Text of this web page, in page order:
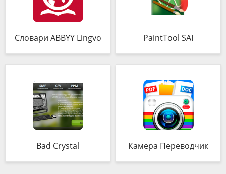
Словари ABBYY Lingvo PaintTool SAI
Bad Crystal Камера Переводчик